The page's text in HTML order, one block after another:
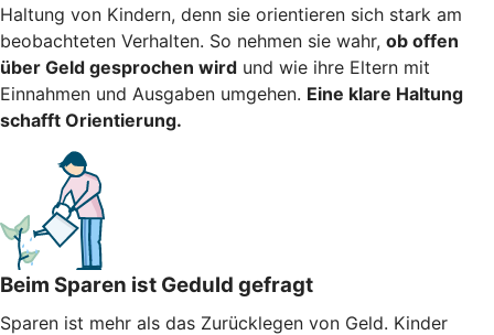
Haltung von Kindern, denn sie orientieren sich stark am
beobachteten Verhalten. So nehmen sie wahr, ob offen
über Geld gesprochen wird und wie ihre Eltern mit
Einnahmen und Ausgaben umgehen. Eine klare Haltung
schafft Orientierung.
Beim Sparen ist Geduld gefragt
Sparen ist mehr als das Zurücklegen von Geld. Kinder